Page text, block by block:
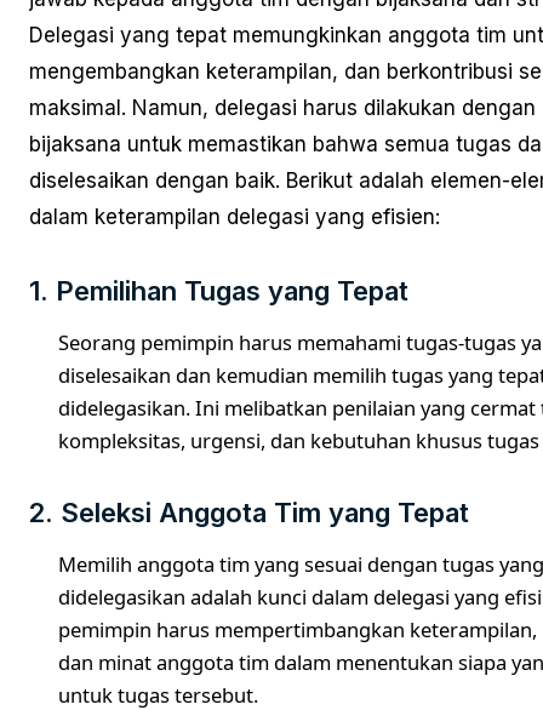
Delegasi yang tepat memungkinkan anggota tim
mengembangkan keterampilan, dan berkontribusi
maksimal. Namun, delegasi harus dilakukan
bijaksana untuk memastikan bahwa semua tugas
diselesaikan dengan baik. Berikut adalah elemen-
dalam keterampilan delegasi yang efisien:
1. Pemilihan Tugas yang Tepat
Seorang pemimpin harus memahami tugas-tugas
diselesaikan dan kemudian memilih tugas yang
didelegasikan. Ini melibatkan penilaian yang
kompleksitas, urgensi, dan kebutuhan khusus
2. Seleksi Anggota Tim yang Tepat
Memilih anggota tim yang sesuai dengan tugas
didelegasikan adalah kunci dalam delegasi yang
pemimpin harus mempertimbangkan keterampilan,
dan minat anggota tim dalam menentukan siapa
untuk tugas tersebut.